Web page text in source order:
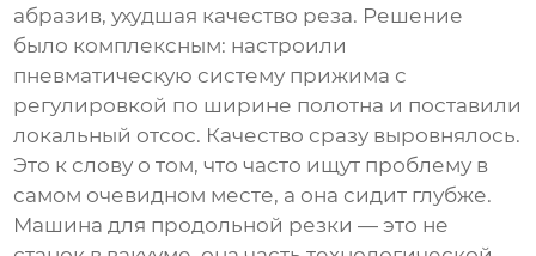
абразив, ухудшая качество реза. Решение
было комплексным: настроили
пневматическую систему прижима с
регулировкой по ширине полотна и поставили
локальный отсос. Качество сразу выровнялось.
Это к слову о том, что часто ищут проблему в
самом очевидном месте, а она сидит глубже.
Машина для продольной резки — это не